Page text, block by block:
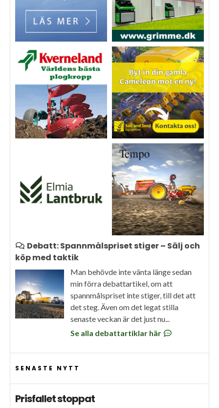
Debatt: Spannmålspriset stiger – Sälj och
köp med taktik
Man behövde inte vänta länge sedan
min förra debattartikel, om att
spannmålspriset inte stiger, till det att
det steg. Även om det legat stilla
senaste veckan är det just nu...
Se alla debattartiklar här
SENASTE NYTT
Prisfallet stoppat